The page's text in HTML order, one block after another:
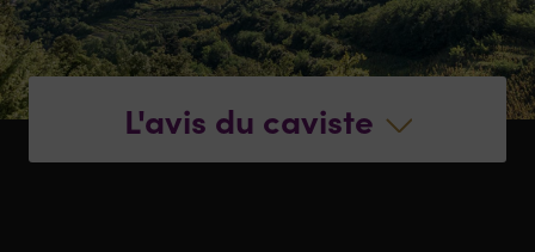
L'avis du caviste